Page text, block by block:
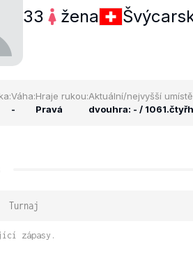
33 žena
Váha:
-
Hraje rukou:
Pravá
Aktuální/nejvyšší
dvouhra: - / 1061.
Turnaj
zápasy.